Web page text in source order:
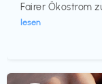
Fairer Ökostrom
lesen